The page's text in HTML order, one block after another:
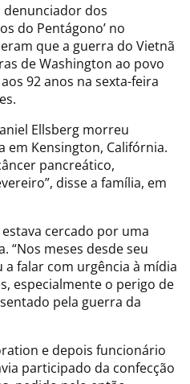
denunciador dos
do Pentágono’ no
que a guerra do Vietnã
de Washington ao povo
92 anos na sexta-feira
Ellsberg morreu
em Kensington, Califórnia.
pancreático,
disse a família, em
cercado por uma
“Nos meses desde seu
falar com urgência à mídia
especialmente o perigo de
pela guerra da
e depois funcionário
participado da confecção